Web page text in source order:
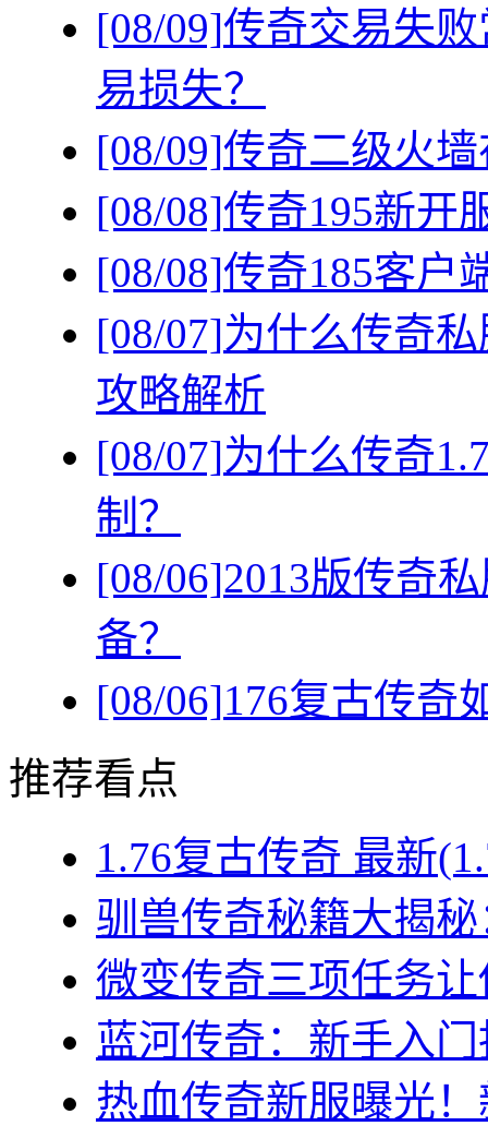
[08/09]传奇交易失
易损失？
[08/09]传奇二级火
[08/08]传奇195新开
[08/08]传奇185客户
[08/07]为什么传奇
攻略解析
[08/07]为什么传奇
制？
[08/06]2013版传奇
备？
[08/06]176复古传奇
推荐看点
1.76复古传奇 最新
驯兽传奇秘籍大揭
微变传奇三项任务
蓝河传奇：新手入
热血传奇新服曝光